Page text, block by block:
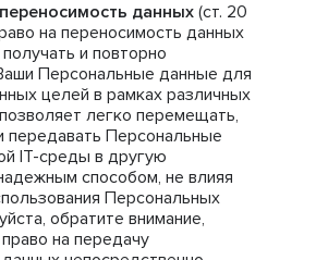
данных (ст. 20
на переносимость данных
и повторно
Персональные данные для
целей в рамках различных
легко перемещать,
передавать Персональные
IT-среды в другую
способом, не влияя
Персональных
обратите внимание,
на передачу